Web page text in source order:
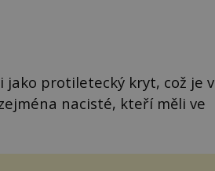
jako protiletecký kryt, což je v
nacisté, kteří měli ve